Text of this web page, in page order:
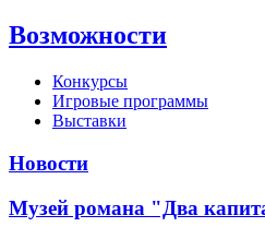
Возможности
Конкурсы
Игровые программы
Выставки
Новости
Музей романа "Два